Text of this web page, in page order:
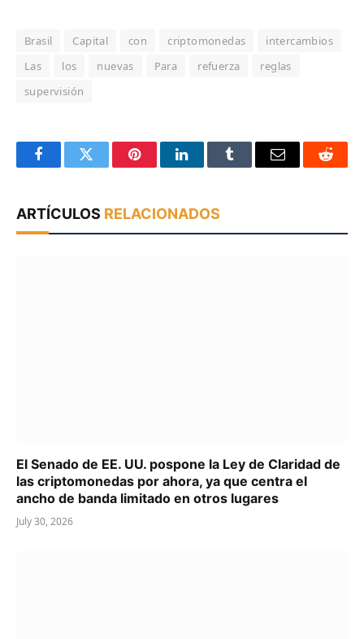
Brasil Capital con criptomonedas
intercambios
Las
los nuevas Para refuerza
reglas
supervisión
FacebookTwitter PinterestLinkedInTumblr Email Reddit
ARTÍCULOS RELACIONADOS
El Senado de EE. UU. pospone la Ley de Claridad de
las criptomonedas por ahora, ya que centra el
ancho de banda limitado en otros lugares
July 30, 2026